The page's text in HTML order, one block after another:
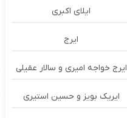
ايلاى اكبرى
ایرج
ایرج خواجه امیری و سالار عقیلی
ایریک بویز و حسین استیری